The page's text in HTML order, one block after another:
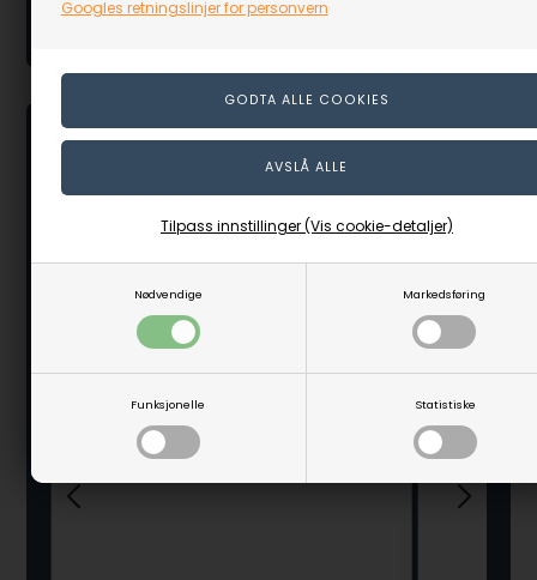
Googles retningslinjer for personvern
Nødvendige Markedsføring
Funksjonelle Statistiske
Tilpass innstillinger (Vis cookie-detaljer)
Andre kjøpte også